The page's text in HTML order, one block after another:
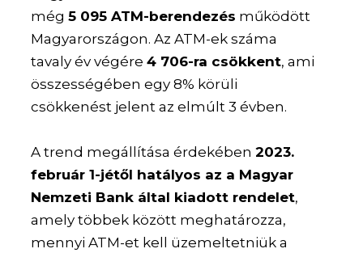
még5 095 ATM-berendezés működött
Magyarországon. Az ATM-ek száma
tavaly év végére4 706-ra csökkent, ami
összességében egy 8% körüli
csökkenést jelent az elmúlt 3 évben.
A trend megállítása érdekében2023.
február 1-jétől hatályos az a Magyar
Nemzeti Bank által kiadott rendelet,
amely többek között meghatározza,
mennyi ATM-et kell üzemeltetniük a